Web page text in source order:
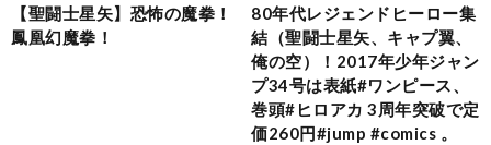
【聖闘士星矢】恐怖の魔拳！
鳳凰幻魔拳！
80年代レジェンドヒーロー集
結（聖闘士星矢、キャプ翼、
俺の空）！2017年少年ジャン
プ34号は表紙#ワンピース、
巻頭#ヒロアカ 3周年突破で定
価260円#jump #comics 。